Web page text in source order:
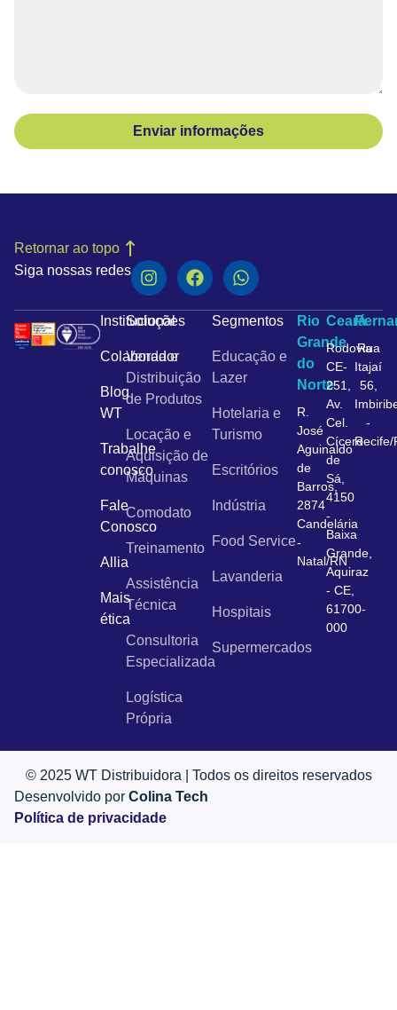
Enviar informações
Siga nossas redes
Retornar ao topo
Institucional
Colaborador
Blog
WT
Trabalhe
conosco
Fale
Conosco
Allia
Mais
ética
Soluções
Venda e
Distribuição
de Produtos
Locação e
Aquisição de
Máquinas
Comodato
Treinamento
Assistência
Técnica
Consultoria
Especializada
Logística
Própria
Segmentos
Educação e
Lazer
Hotelaria e
Turismo
Escritórios
Indústria
Food Service
Lavanderia
Hospitais
Supermercados
Rio
Grande
do
Norte
R.
José
Aguinaldo
de
Barros,
2874
Candelária
-
Natal/RN
Ceará
Rodovia
CE-
251,
Av.
Cel.
Cícero
de
Sá,
4150
-
Baixa
Grande,
Aquiraz
- CE,
61700-
000
Rua
Itajaí
56,
-
Recife/
© 2025 WT Distribuidora | Todos os direitos reservados
Desenvolvido por Colina Tech
Política de privacidade